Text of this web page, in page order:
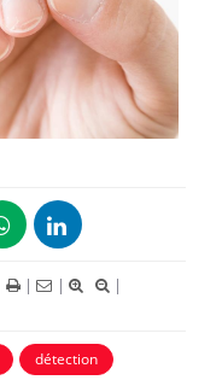
| |
|
détection